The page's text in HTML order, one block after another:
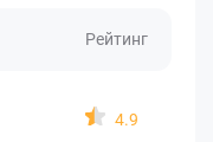
Рейтинг
4.9